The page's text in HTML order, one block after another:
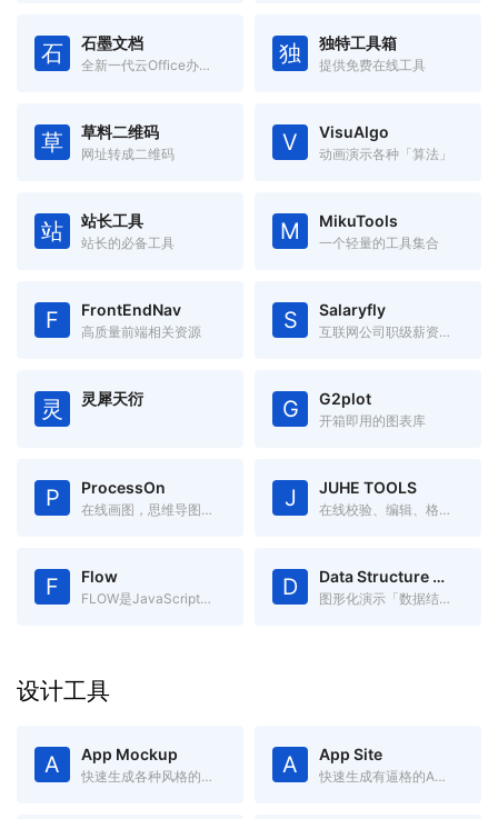
石 石墨文档
全新一代云Office办公软件,支持多人在线协同办公 独 独特工具箱
提供免费在线工具
草 草料二维码
网址转成二维码 V VisuAlgo
动画演示各种「算法」
站 站长工具
站长的必备工具 M MikuTools
一个轻量的工具集合
F FrontEndNav
高质量前端相关资源 S Salaryfly
互联网公司职级薪资福利对比
灵 灵犀天衍 G G2plot
开箱即用的图表库
P ProcessOn
在线画图，思维导图、流程图、架构图等 J JUHE TOOLS
在线校验、编辑、格式化JSON
F Flow
FLOW是JavaScript的静态类型检查器 D Data Structure Visualizations
图形化演示「数据结构」，更容易理解数据结构。
设计工具
A App Mockup
快速生成各种风格的App Store截图 A App Site
快速生成有逼格的App官网(Landing Page)